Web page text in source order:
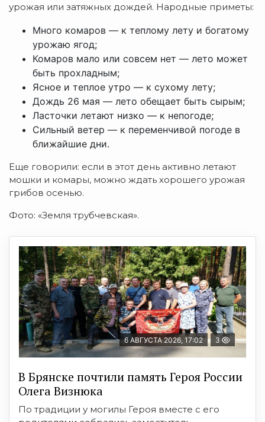
урожая или затяжных дождей. Народные приметы:
Много комаров — к теплому лету и богатому
урожаю ягод;
Комаров мало или совсем нет — лето может
быть прохладным;
Ясное и теплое утро — к сухому лету;
Дождь 26 мая — лето обещает быть сырым;
Ласточки летают низко — к непогоде;
Сильный ветер — к переменчивой погоде в
ближайшие дни.
Еще говорили: если в этот день активно летают
мошки и комары, можно ждать хорошего урожая
грибов осенью.
Фото: «Земля трубчевская».
6 АВГУСТА 2026, 17:02 3
В Брянске почтили память Героя России
Олега Визнюка
По традиции у могилы Героя вместе с его